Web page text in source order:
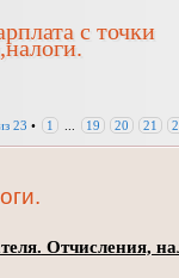
с точки
23 • 1 19 20 21
Отчисления,